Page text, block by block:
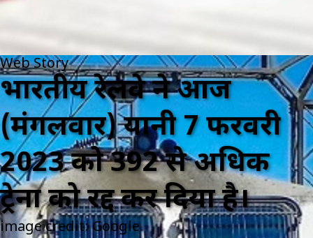
Web Story
भारतीय रेलवे ने आज
(मंगलवार) यानी 7 फरवरी
2023 को 392 से अधिक
ट्रेनों को रद्द कर दिया है।
image credit: Google